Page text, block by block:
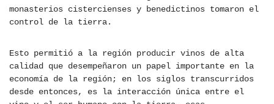
monasterios cistercienses y benedictinos tomaron el
control de la tierra.
Esto permitió a la región producir vinos de alta
calidad que desempeñaron un papel importante en la
economía de la región; en los siglos transcurridos
desde entonces, es la interacción única entre el